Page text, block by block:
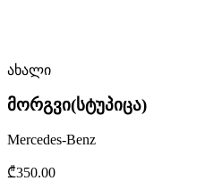
ახალი
მორგვი(სტუპიცა)
Mercedes-Benz
₾350.00